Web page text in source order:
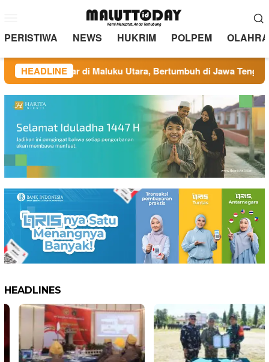
kontenMobile
PERISTIWA NEWS HUKRIM POLPEM
HEADLINE
Berakar di Maluku Utara, Bertumbuh di Jawa Tengah
HEADLINES